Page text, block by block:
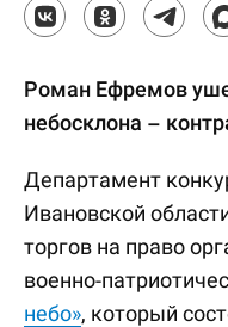
Роман Ефремов
небосклона –
Департамент
Ивановской
торгов на право
военно-
небо», который